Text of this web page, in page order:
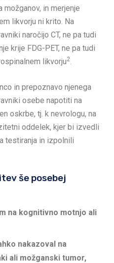
možganov, in merjenje
likvorju ni krito. Na
naročijo CT, ne pa tudi
krije FDG-PET, ne pa tudi
likvorju2.
in prepoznavo njenega
osebe napotiti na
oskrbe, tj. k nevrologu, na
oddelek, kjer bi izvedli
testiranja in izpolnili
še posebej
na kognitivno motnjo ali
nakazoval na
ali možganski tumor,